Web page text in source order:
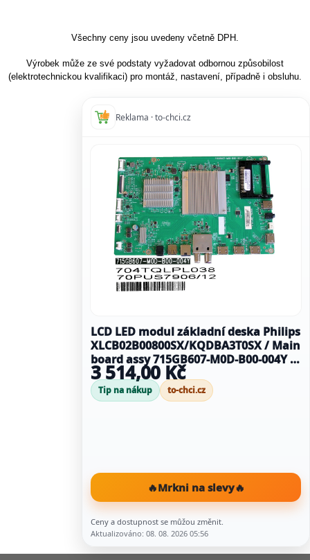
Všechny ceny jsou uvedeny včetně DPH.
Výrobek může ze své podstaty vyžadovat odbornou způsobilost
(elektrotechnickou kvalifikaci) pro montáž, nastavení, případně i obsluhu.
Reklama · to-chci.cz
LCD LED modul základní deska Philips
XLCB02B00800SX/KQDBA3T0SX / Main
board assy 715GB607-M0D-B00-004Y /
704TQLPL038
3 514,00 Kč
Tip na nákup to-chci.cz
🔥Mrkni na slevy🔥
Ceny a dostupnost se můžou změnit.
Aktualizováno: 08. 08. 2026 05:56